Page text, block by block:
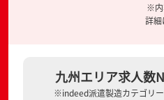
※内
詳細
九州エリア求人数
※indeed派遣製造カテゴリ